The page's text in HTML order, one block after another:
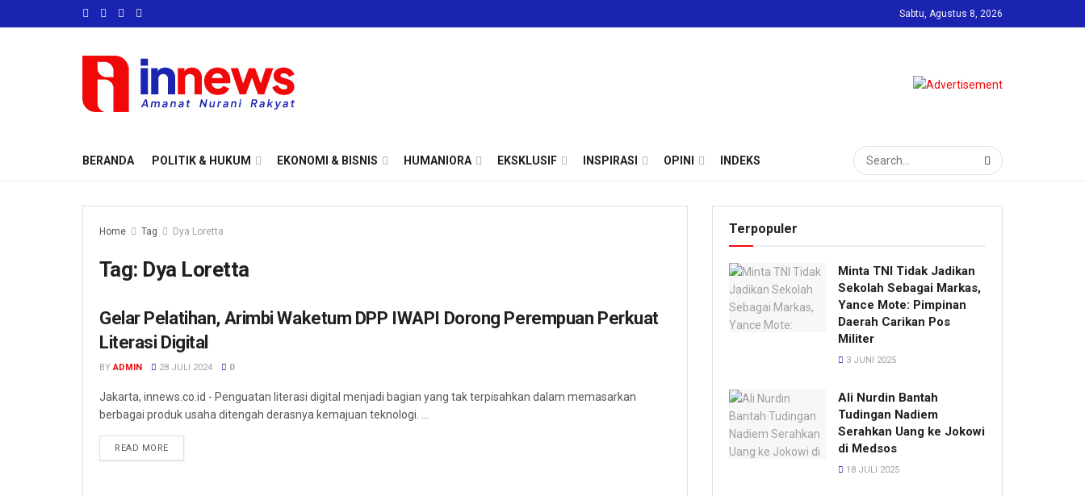
Sabtu, Agustus 8, 2026
BERANDA POLITIK & HUKUM EKONOMI & BISNIS HUMANIORA EKSKLUSIF INSPIRASI OPINI INDEKS
Home Tag Dya Loretta
Tag: Dya Loretta
EKONOMI & BISNIS
Gelar Pelatihan, Arimbi Waketum DPP IWAPI Dorong Perempuan Perkuat
Literasi Digital
BY ADMIN 28 JULI 2024 0
Jakarta, innews.co.id - Penguatan literasi digital menjadi bagian yang tak terpisahkan dalam memasarkan
berbagai produk usaha ditengah derasnya kemajuan teknologi. ...
READ MORE
Terpopuler
Minta TNI Tidak Jadikan
Sekolah Sebagai Markas,
Yance Mote: Pimpinan
Daerah Carikan Pos
Militer
3 JUNI 2025
Ali Nurdin Bantah
Tudingan Nadiem
Serahkan Uang ke Jokowi
di Medsos
18 JULI 2025